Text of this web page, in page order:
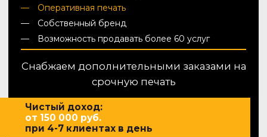
Оперативная печать
Собственный бренд
Возможность продавать более 60 услуг
Снабжаем дополнительными заказами на
срочную печать
Чистый доход:
от 150 000 руб.
при 4-7 клиентах в день